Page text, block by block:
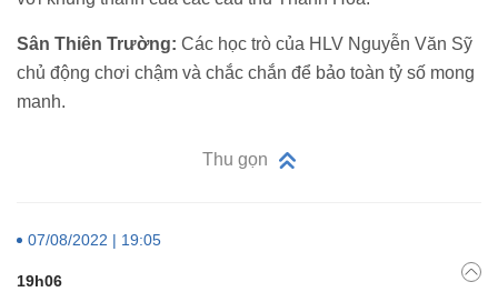
Sân Thiên Trường: Các học trò của HLV Nguyễn Văn Sỹ
chủ động chơi chậm và chắc chắn để bảo toàn tỷ số mong
manh.
Thu gọn
07/08/2022 | 19:05
19h06